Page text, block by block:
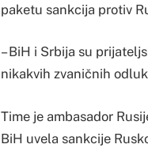
paketu sankcija protiv
– BiH i Srbija su
nikakvih zvaničnih
Time je ambasador
BiH uvela sankcije